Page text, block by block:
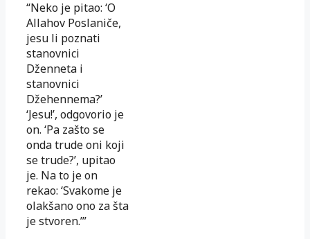
“Neko je pitao: ‘O
Allahov Poslaniče,
jesu li poznati
stanovnici
Dženneta i
stanovnici
Džehennema?’
‘Jesu!’, odgovorio je
on. ‘Pa zašto se
onda trude oni koji
se trude?’, upitao
je. Na to je on
rekao: ‘Svakome je
olakšano ono za šta
je stvoren.’”